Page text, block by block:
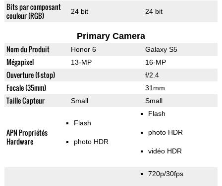
Bits par composant
couleur (RGB)
24 bit 24 bit
Primary Camera
Nom du Produit Honor 6 Galaxy S5
Mégapixel 13-MP 16-MP
Ouverture (f-stop) f/2.4
Focale (35mm) 31mm
Taille Capteur Small Small
APN Propriétés
Hardware
Flash
photo HDR
Flash
photo HDR
vidéo HDR
720p/30fps